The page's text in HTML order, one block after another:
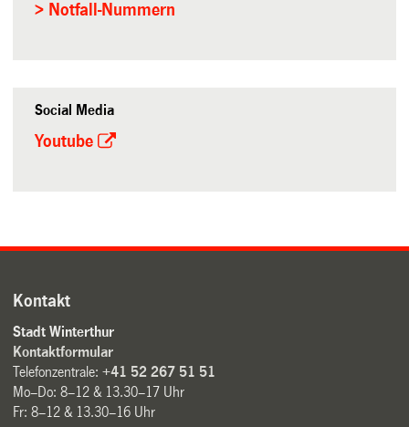
> Notfall-Nummern
Social Media
Youtube
Kontakt
Stadt Winterthur
Kontaktformular
Telefonzentrale:+41 52 267 51 51
Mo–Do: 8–12 & 13.30–17 Uhr
Fr: 8–12 & 13.30–16 Uhr